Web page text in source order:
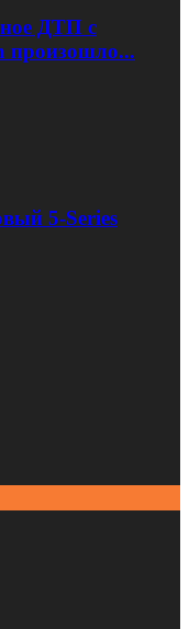
ДТП с
произошло...
5-Series